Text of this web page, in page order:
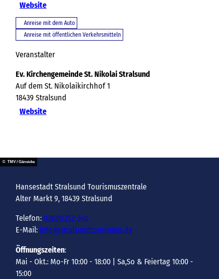
Website
Anreise mit dem Auto
Anreise mit öffentlichen Verkehrsmitteln
Veranstalter
Ev. Kirchengemeinde St. Nikolai Stralsund
Auf dem St. Nikolaikirchhof 1
18439 Stralsund
Website
© TMV / Gänsicke
Hansestadt Stralsund Tourismuszentrale
Alter Markt 9, 18439 Stralsund
Telefon: 03831/252-340
E-Mail: info@stralsundtourismus.de
Öffnungszeiten:
Mai - Okt.: Mo-Fr 10:00 - 18:00 | Sa,So & Feiertag 10:00 -
15:00